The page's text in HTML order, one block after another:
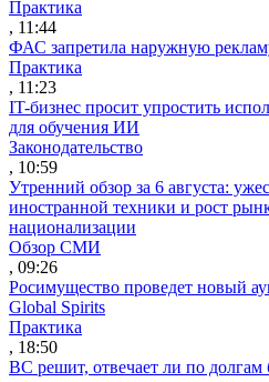
Практика
, 11:44
ФАС запретила наружную
Практика
, 11:23
IT-бизнес просит упростить
для обучения ИИ
Законодательство
, 10:59
Утренний обзор за 6 августа:
иностранной техники и рост
национализации
Обзор СМИ
, 09:26
Росимущество проведет новый
Global Spirits
Практика
, 18:50
ВС решит, отвечает ли по